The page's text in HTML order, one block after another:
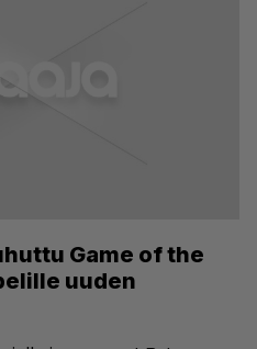
Game of the
uuden